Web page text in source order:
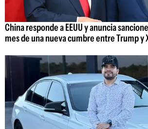
China responde a EEUU y anuncia
mes de una nueva cumbre entre Trump y